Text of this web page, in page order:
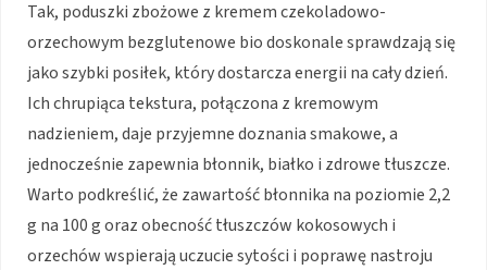
Tak, poduszki zbożowe z kremem czekoladowo-
orzechowym bezglutenowe bio doskonale sprawdzają się
jako szybki posiłek, który dostarcza energii na cały dzień.
Ich chrupiąca tekstura, połączona z kremowym
nadzieniem, daje przyjemne doznania smakowe, a
jednocześnie zapewnia błonnik, białko i zdrowe tłuszcze.
Warto podkreślić, że zawartość błonnika na poziomie 2,2
g na 100 g oraz obecność tłuszczów kokosowych i
orzechów wspierają uczucie sytości i poprawę nastroju